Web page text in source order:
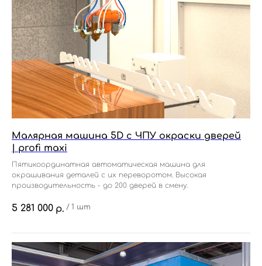
Малярная машина 5D с ЧПУ окраски дверей
| profi maxi
Пятикоординатная автоматическая машина для
окрашивания деталей с их переворотом. Высокая
производительность - до 200 дверей в смену.
5 281 000 р. / 1 шт